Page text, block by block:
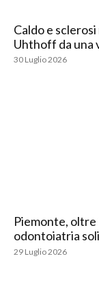
Caldo e
Uhthoff da una
30 Luglio 2026
Piemonte, oltre
odontoiatria
29 Luglio 2026